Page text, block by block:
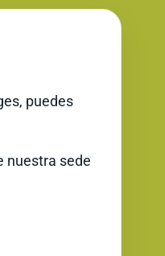
puedes
nuestra sede